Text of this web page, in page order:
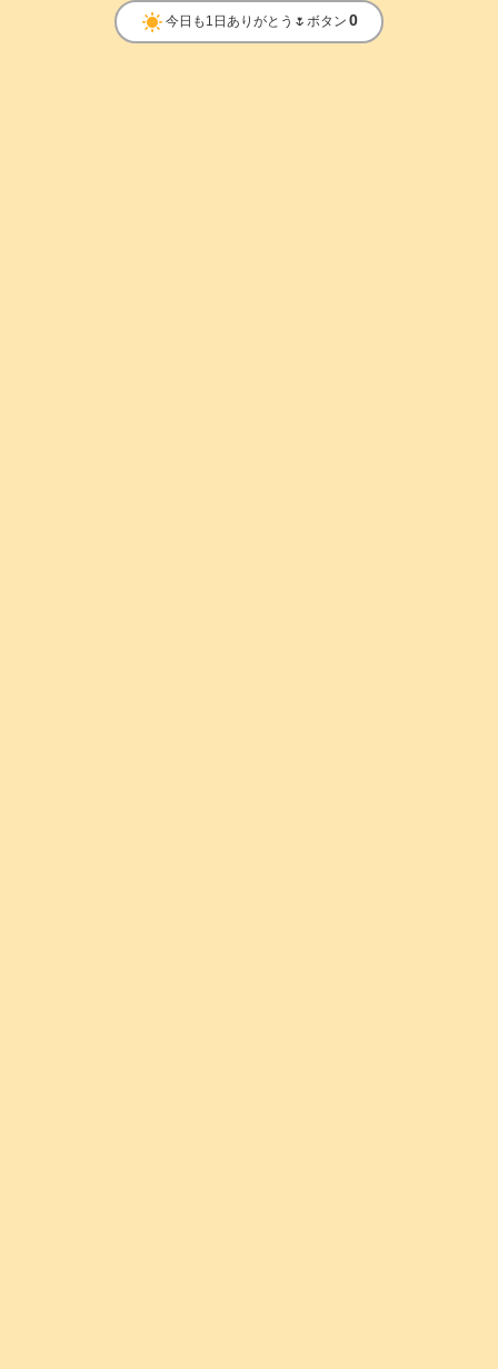
clear_day 今日も1日ありがとう🌷ボタン 0